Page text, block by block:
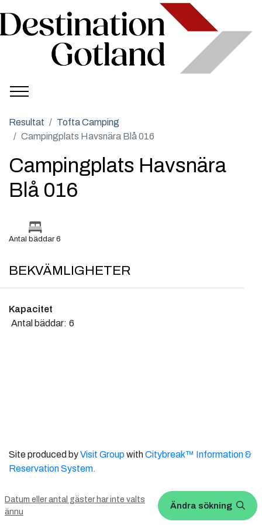
Resultat
Tofta Camping
Campingplats Havsnära Blå 016
Campingplats Havsnära
Blå 016
Antal bäddar 6
BEKVÄMLIGHETER
Kapacitet
Antal bäddar: 6
Datum eller antal gäster har inte valts
ännu
Ändra sökning
Site produced byVisit GroupwithCitybreak™ Information &
Reservation System.
WEBX CMS